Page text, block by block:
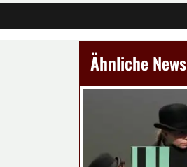
Ähnliche News